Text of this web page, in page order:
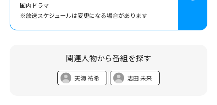
国内ドラマ
※放送スケジュールは変更になる場合があります
関連人物から番組を探す
天海 祐希 志田 未来